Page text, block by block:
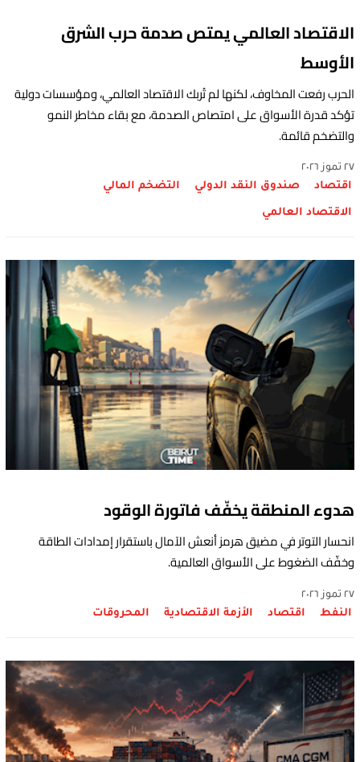
الاقتصاد العالمي يمتص صدمة حرب الشرق
الأوسط
الحرب رفعت المخاوف، لكنها لم تُربك الاقتصاد العالمي، ومؤسسات دولية
تؤكد قدرة الأسواق على امتصاص الصدمة، مع بقاء مخاطر النمو
والتضخم قائمة.
٢٧ تموز ٢٠٢٦
اقتصاد صندوق النقد الدولي التضخم المالي
الاقتصاد العالمي
هدوء المنطقة يخفّف فاتورة الوقود
انحسار التوتر في مضيق هرمز أنعش الآمال باستقرار إمدادات الطاقة
وخفّف الضغوط على الأسواق العالمية.
٢٧ تموز ٢٠٢٦
النفط اقتصاد الأزمة الاقتصادية المحروقات